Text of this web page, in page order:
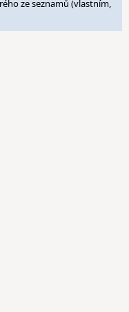
ze seznamů (vlastním,